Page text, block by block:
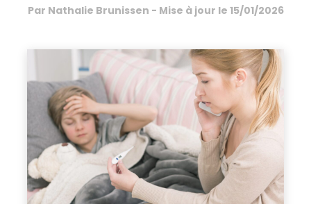
Par Nathalie Brunissen - Mise à jour le 15/01/2026